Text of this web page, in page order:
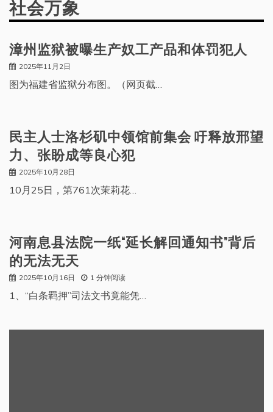
社会万象
漳州监狱被曝生产奴工产品和体罚犯人
2025年11月2日
图为福建省监狱分布图。（网页截…
民主人士洛杉矶中领馆前集会 吁释放邢望
力、张盼成等良心犯
2025年10月28日
10月25日，第761次茉莉花…
河南息县法院一纸“延长解回通知书”背后
的无法无天
2025年10月16日 1 分钟阅读
1、“白条羁押”司法文书竟能凭…